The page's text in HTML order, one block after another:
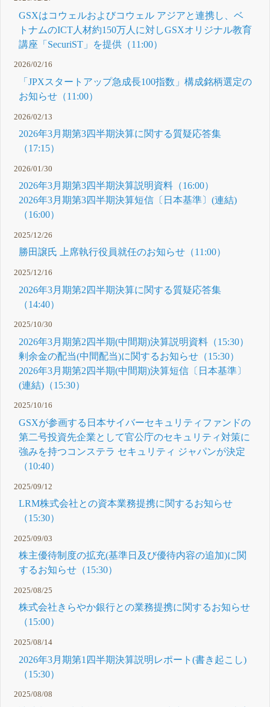
GSXはコウェルおよびコウェル アジアと連携し、ベ
トナムのICT人材約150万人に対しGSXオリジナル教育
講座「SecuriST」を提供（11:00）
2026/02/16
「JPXスタートアップ急成長100指数」構成銘柄選定の
お知らせ（11:00）
2026/02/13
2026年3月期第3四半期決算に関する質疑応答集
（17:15）
2026/01/30
2026年3月期第3四半期決算説明資料（16:00）
2026年3月期第3四半期決算短信〔日本基準〕(連結)
（16:00）
2025/12/26
勝田譲氏 上席執行役員就任のお知らせ（11:00）
2025/12/16
2026年3月期第2四半期決算に関する質疑応答集
（14:40）
2025/10/30
2026年3月期第2四半期(中間期)決算説明資料（15:30）
剰余金の配当(中間配当)に関するお知らせ（15:30）
2026年3月期第2四半期(中間期)決算短信〔日本基準〕
(連結)（15:30）
2025/10/16
GSXが参画する日本サイバーセキュリティファンドの
第二号投資先企業として官公庁のセキュリティ対策に
強みを持つコンステラ セキュリティ ジャパンが決定
（10:40）
2025/09/12
LRM株式会社との資本業務提携に関するお知らせ
（15:30）
2025/09/03
株主優待制度の拡充(基準日及び優待内容の追加)に関
するお知らせ（15:30）
2025/08/25
株式会社きらやか銀行との業務提携に関するお知らせ
（15:00）
2025/08/14
2026年3月期第1四半期決算説明レポート(書き起こし)
（15:30）
2025/08/08